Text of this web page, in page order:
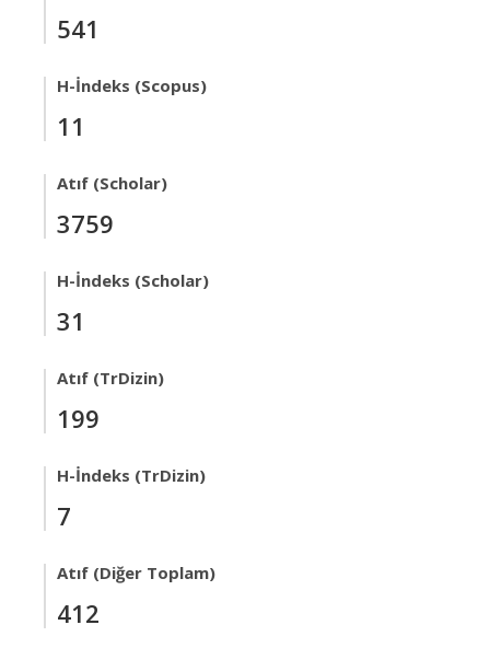
541
H-İndeks (Scopus)
11
Atıf (Scholar)
3759
H-İndeks (Scholar)
31
Atıf (TrDizin)
199
H-İndeks (TrDizin)
7
Atıf (Diğer Toplam)
412